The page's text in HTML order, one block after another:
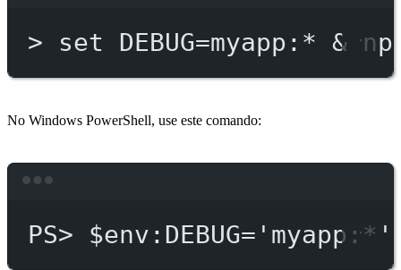
> set DEBUG=myapp:* &
No Windows PowerShell, use este comando:
PS> $env :DEBUG='myapp:*'